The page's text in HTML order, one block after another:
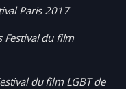
Paris 2017
Festival du film
du film LGBT de